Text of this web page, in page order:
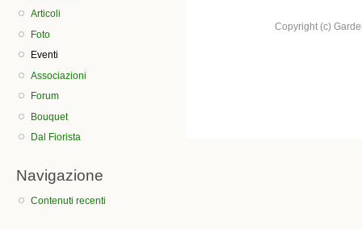
Articoli
Foto
Eventi
Associazioni
Forum
Bouquet
Dal Fiorista
Navigazione
Contenuti recenti
Copyright (c)